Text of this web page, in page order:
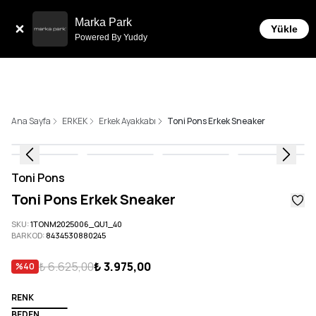
Marka Park
Powered By Yuddy
Yükle
Ana Sayfa ERKEK Erkek Ayakkabı Toni Pons Erkek Sneaker
Toni Pons
Toni Pons Erkek Sneaker
SKU:1TONM2025006_QU1_40
BARKOD: 8434530880245
%40 ₺ 6.625,00₺ 3.975,00
RENK